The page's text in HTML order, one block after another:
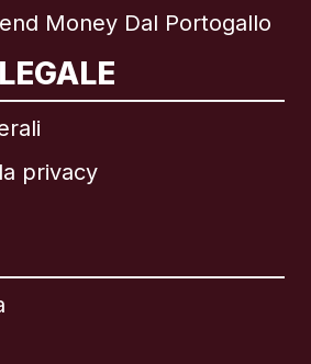
Money Dal Portogallo
privacy